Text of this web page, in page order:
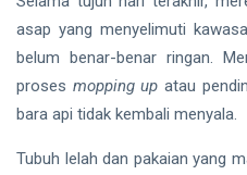
Apresiasi
Dukungan
Plt
Gubernur
Usai Riau
Masuk
Besar
Aug,
2026
views
Siak Sri Indrapura
Prabowo Subianto
asap yang menyelimuti
belum benar-benar ringan.
proses mopping up atau
bara api tidak kembali menyala.
Tubuh lelah dan pakaian yang